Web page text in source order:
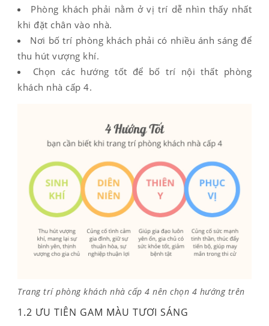
Phòng khách phải nằm ở vị trí dễ nhìn thấy nhất
khi đặt chân vào nhà.
Nơi bố trí phòng khách phải có nhiều ánh sáng để
thu hút vượng khí.
Chọn các hướng tốt để bố trí nội thất phòng
khách nhà cấp 4.
Trang trí phòng khách nhà cấp 4 nên chọn 4 hướng trên
1.2 ƯU TIÊN GAM MÀU TƯƠI SÁNG